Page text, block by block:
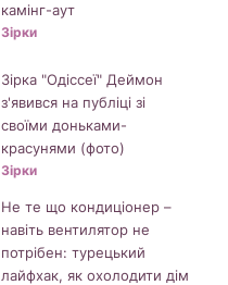
камінг-аут
Зірки
Зірка "Одіссеї" Деймон
з'явився на публіці зі
своїми доньками-
красунями (фото)
Зірки
Не те що кондиціонер –
навіть вентилятор не
потрібен: турецький
лайфхак, як охолодити дім